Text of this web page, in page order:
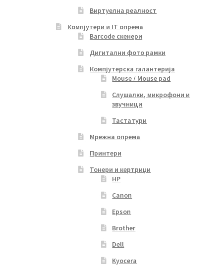
Виртуелна реалност
Компјутери и IT опрема
Barcode скенери
Дигитални фото рамки
Компјутерска галантерија
Mouse / Mouse pad
Слушалки, микрофони и
звучници
Тастатури
Мрежна опрема
Принтери
Тонери и кертриџи
HP
Canon
Epson
Brother
Dell
Kyocera